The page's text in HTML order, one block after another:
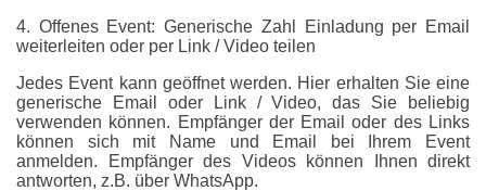
4. Offenes Event: Generische Zahl Einladung per Email
weiterleiten oder per Link / Video teilen
Jedes Event kann geöffnet werden. Hier erhalten Sie eine
generische Email oder Link / Video, das Sie beliebig
verwenden können. Empfänger der Email oder des Links
können sich mit Name und Email bei Ihrem Event
anmelden. Empfänger des Videos können Ihnen direkt
antworten, z.B. über WhatsApp.